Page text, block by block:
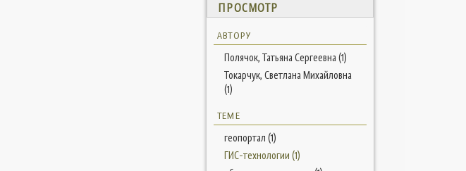
ПРОСМОТР
АВТОРУ
Полячок, Татьяна Сергеевна (1)
Токарчук, Светлана Михайловна
(1)
ТЕМЕ
геопортал (1)
ГИС-технологии (1)